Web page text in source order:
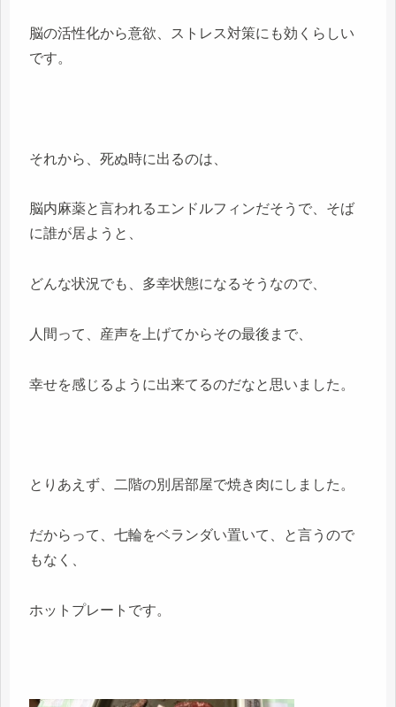
脳の活性化から意欲、ストレス対策にも効くらしい
です。
それから、死ぬ時に出るのは、
脳内麻薬と言われるエンドルフィンだそうで、そば
に誰が居ようと、
どんな状況でも、多幸状態になるそうなので、
人間って、産声を上げてからその最後まで、
幸せを感じるように出来てるのだなと思いました。
とりあえず、二階の別居部屋で焼き肉にしました。
だからって、七輪をベランダい置いて、と言うので
もなく、
ホットプレートです。